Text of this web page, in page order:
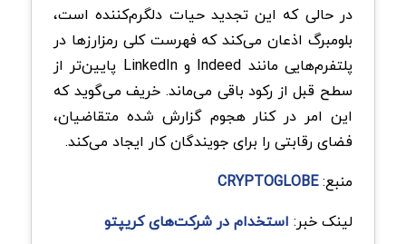
در حالی که این تجدید حیات دلگرم‌کننده است،
بلومبرگ اذعان می‌کند که فهرست کلی رمزارزها در
پلتفرم‌هایی مانند Indeed و LinkedIn پایین‌تر از
سطح قبل از رکود باقی می‌ماند. خریف می‌گوید که
این امر در کنار هجوم گزارش شده متقاضیان،
فضای رقابتی را برای جویندگان کار ایجاد می‌کند.
منبع:CRYPTOGLOBE
لینک خبر: استخدام در شرکت‌های کریپتو